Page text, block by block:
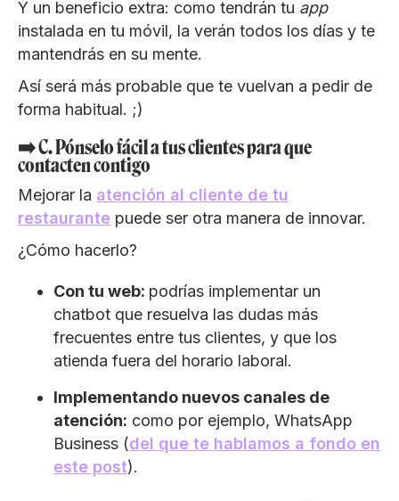
Y un beneficio extra: como tendrán tu app
instalada en tu móvil, la verán todos los días y te
mantendrás en su mente.
Así será más probable que te vuelvan a pedir de
forma habitual. ;)
➡️ C. Pónselo fácil a tus clientes para que
contacten contigo
Mejorar la atención al cliente de tu
restaurante puede ser otra manera de innovar.
¿Cómo hacerlo?
Con tu web: podrías implementar un
chatbot que resuelva las dudas más
frecuentes entre tus clientes, y que los
atienda fuera del horario laboral.
Implementando nuevos canales de
atención: como por ejemplo, WhatsApp
Business (del que te hablamos a fondo en
este post).